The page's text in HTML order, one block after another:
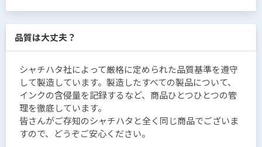
品質は大丈夫？
シャチハタ社によって厳格に定められた品質基準を遵守
して製造しています。製造したすべての製品について、
インクの含侵量を記録するなど、商品ひとつひとつの管
理を徹底しています。
皆さんがご存知のシャチハタと全く同じ商品でございま
すので、どうぞご安心ください。